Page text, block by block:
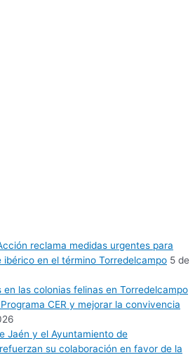
reclama medidas urgentes para
ibérico en el término Torredelcampo 5 de
en las colonias felinas en Torredelcampo
CER y mejorar la convivencia
Jaén y el Ayuntamiento de
su colaboración en favor de la